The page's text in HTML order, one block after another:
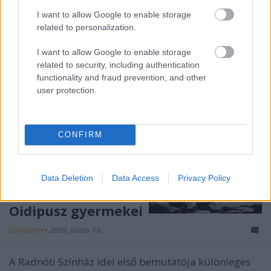
I want to allow Google to enable storage
related to personalization.
I want to allow Google to enable storage
related to security, including authentication
functionality and fraud prevention, and other
user protection.
CONFIRM
Data Deletion Data Access Privacy Policy
Oidipusz gyermekei
szinhazhu • 2009. június 19.
A Radnóti Színház idei első bemutatója különleges